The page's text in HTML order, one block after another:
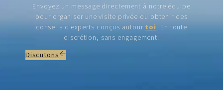
Envoyez un message directement à notre équipe
pour organiser une visite privée ou obtenir des
conseils d'experts conçus autourtoi. En toute
discrétion, sans engagement.
Discutons